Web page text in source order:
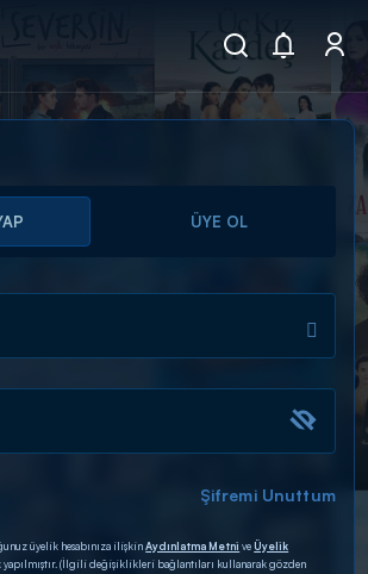
ÜYE OL
Şifremi Unuttum
üyelik hesabınıza ilişkinAydınlatma Metni veÜyelik
yapılmıştır. (İlgili değişiklikleri bağlantıları kullanarak gözden